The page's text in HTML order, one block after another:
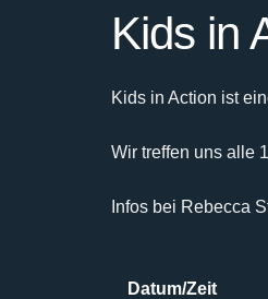
Kids in
Kids in Action ist
Wir treffen uns alle
Infos bei Rebecca
Datum/Zeit